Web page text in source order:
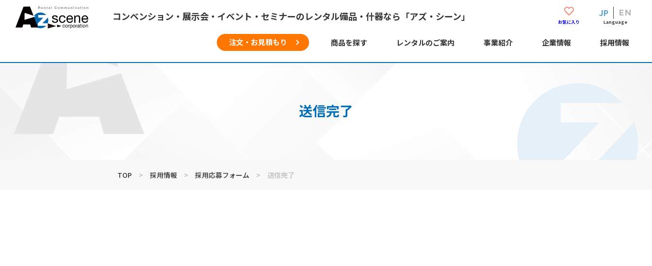
コンベンション・展示会・イベント・セミナーのレンタル備品・什器なら「アズ・シーン」 お気に入り
EN
JP
Language
注文・お見積もり 商品を探す レンタルのご案内 事業紹介 企業情報 採用情報
送信完了
TOP > 採用情報 > 採用応募フォーム > 送信完了